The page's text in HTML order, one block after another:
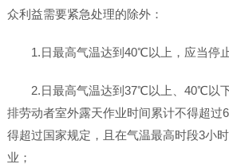
众利益需要紧急处理的除外：
1.日最高气温达到40℃以上，应当停
2.日最高气温达到37℃以上、40℃以
排劳动者室外露天作业时间累计不得超过
得超过国家规定，且在气温最高时段3小
业；